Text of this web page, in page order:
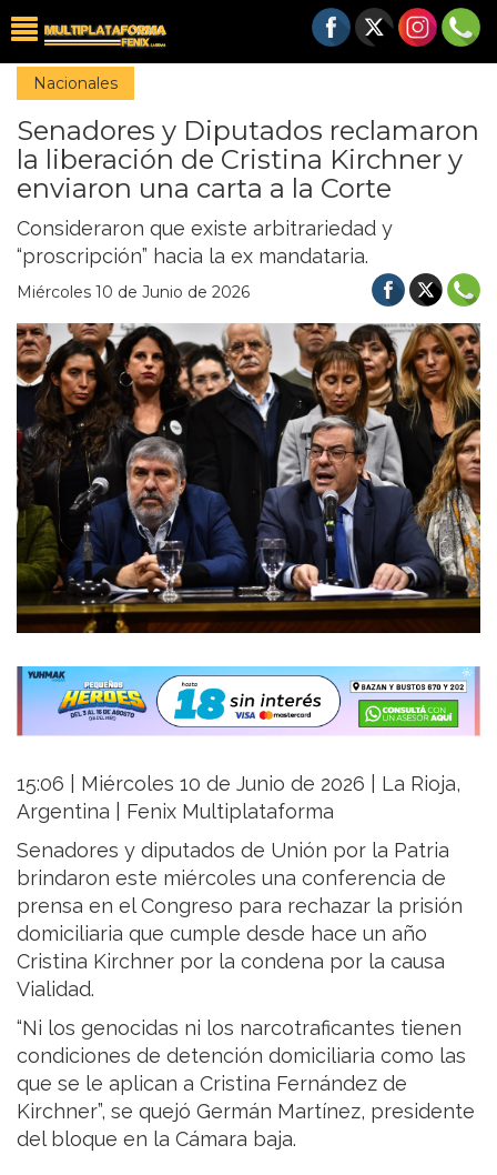
Nacionales
Senadores y Diputados reclamaron
la liberación de Cristina Kirchner y
enviaron una carta a la Corte
Consideraron que existe arbitrariedad y
“proscripción” hacia la ex mandataria.
Miércoles 10 de Junio de 2026
15:06 | Miércoles 10 de Junio de 2026 | La Rioja,
Argentina | Fenix Multiplataforma
Senadores y diputados de Unión por la Patria
brindaron este miércoles una conferencia de
prensa en el Congreso para rechazar la prisión
domiciliaria que cumple desde hace un año
Cristina Kirchner por la condena por la causa
Vialidad.
“Ni los genocidas ni los narcotraficantes tienen
condiciones de detención domiciliaria como las
que se le aplican a Cristina Fernández de
Kirchner”, se quejó Germán Martínez, presidente
del bloque en la Cámara baja.